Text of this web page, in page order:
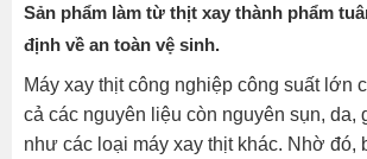
Sản phẩm làm từ thịt xay thành phẩm
định về an toàn vệ sinh.
Máy xay thịt công nghiệp công suất lớn
cả các nguyên liệu còn nguyên sụn, da,
như các loại máy xay thịt khác. Nhờ đó,